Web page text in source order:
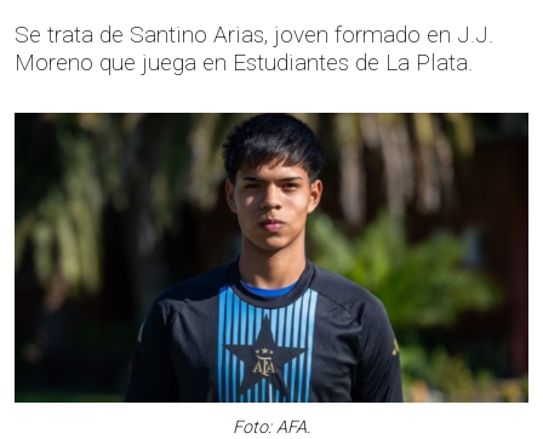
Se trata de Santino Arias, joven formado en J.J.
Moreno que juega en Estudiantes de La Plata.
Foto: AFA.